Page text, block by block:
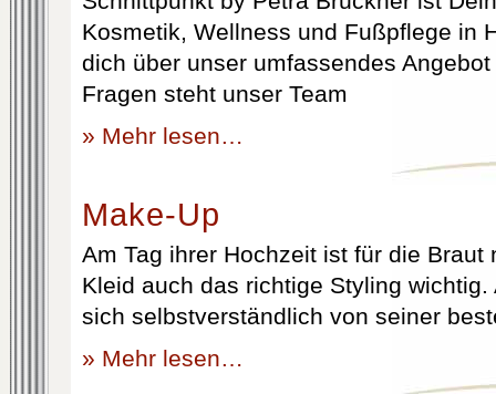
Kosmetik, Wellness und Fußpflege in
dich über unser umfassendes
Fragen steht unser Team
» Mehr lesen…
Make-Up
Am Tag ihrer Hochzeit ist für die Braut
Kleid auch das richtige Styling
sich selbstverständlich von seiner
» Mehr lesen…